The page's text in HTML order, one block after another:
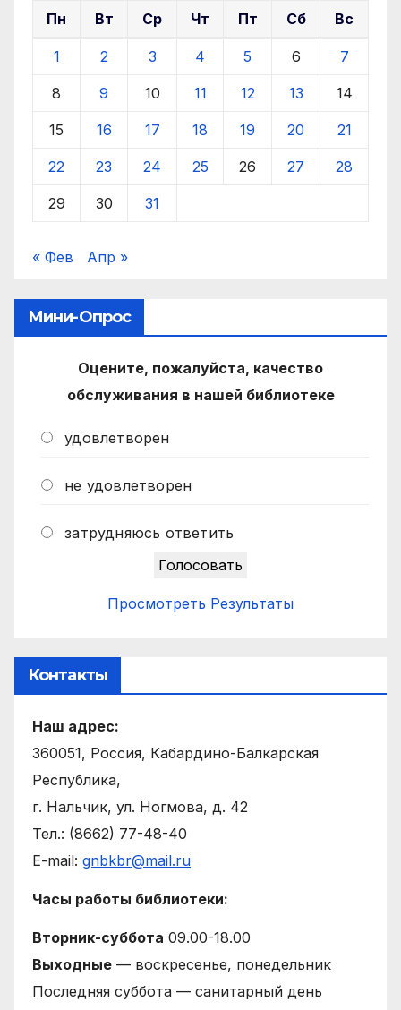
Пн Вт Ср Чт Пт Сб Вс
1 2 3 4 5 6 7
8 9 10 11 12 13 14
15 16 17 18 19 20 21
22 23 24 25 26 27 28
29 30 31
« Фев Апр »
Мини-Опрос
Оцените, пожалуйста, качество
обслуживания в нашей библиотеке
удовлетворен
не удовлетворен
затрудняюсь ответить
Просмотреть Результаты
Контакты
Наш адрес:
360051, Россия, Кабардино-Балкарская
Республика,
г. Нальчик, ул. Ногмова, д. 42
Тел.: (8662) 77-48-40
E-mail: gnbkbr@mail.ru
Часы работы библиотеки:
Вторник-суббота 09.00-18.00
Выходные — воскресенье, понедельник
Последняя суббота — санитарный день